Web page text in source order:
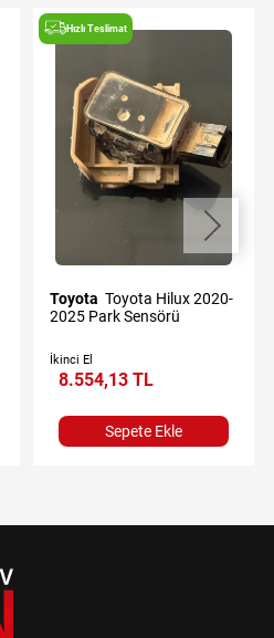
Hızlı Teslimat
Toyota
2025 Park Sensörü
İkinci El
8.554,13 TL
Sepete Ekle